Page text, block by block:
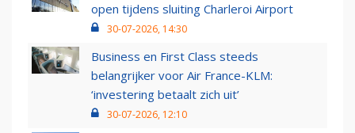
open tijdens sluiting Charleroi Airport
30-07-2026, 14:30
Business en First Class steeds
belangrijker voor Air France-KLM:
‘investering betaalt zich uit’
30-07-2026, 12:10